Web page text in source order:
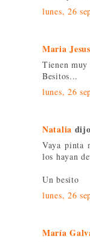
lunes, 26
Maria Jesus
Tienen muy
Besitos...
lunes, 26
Natalia
Vaya pinta
los hayan
Un besito
lunes, 26
María